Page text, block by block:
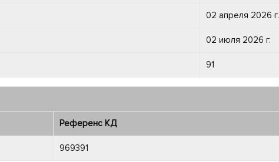
02 апреля 2026 г.
02 июля 2026 г.
91
Референс КД
969391